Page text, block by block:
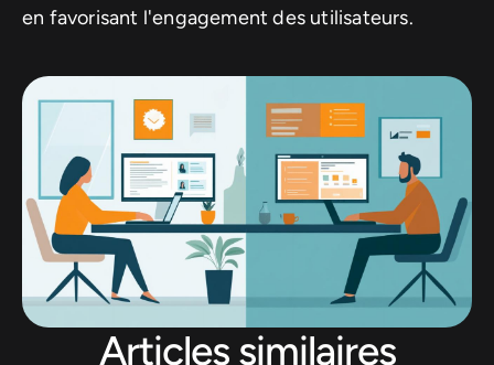
en favorisant l'engagement des utilisateurs.
Articles similaires